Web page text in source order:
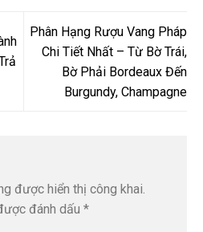
Phân Hạng Rượu Vang Pháp
Chi Tiết Nhất – Từ Bờ Trái,
Bờ Phải Bordeaux Đến
Burgundy, Champagne
được hiển thị công khai.
đánh dấu *